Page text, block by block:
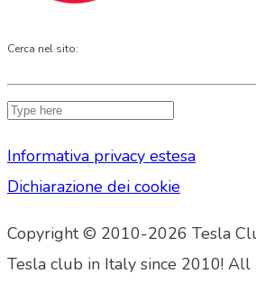
Cerca nel sito:
Informativa privacy estesa
Dichiarazione dei cookie
Copyright © 2010-2026 Tesla
Tesla club in Italy since 2010! All